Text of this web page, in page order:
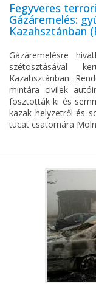
Fegyveres
Gázáremelés:
Kazahsztánban
Gázáremelésre
szétosztásával
Kazahsztánban.
mintára civilek
fosztották ki és
kazak helyzetről és
tucat csatornára